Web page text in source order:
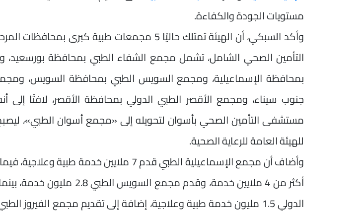
مستويات الجودة والكفاءة.
وأكد السبكي، أن الهيئة تمتلك حاليًا 5 مجمعات طبية
التأمين الصحي الشامل، تشمل مجمع الشفاء الطبي بمحافظة بورسعيد،
بمحافظة الإسماعيلية، ومجمع السويس الطبي بمحافظة السويس،
جنوب سيناء، ومجمع الأقصر الطبي الدولي بمحافظة الأقصر، لافتًا إلى
مستشفى التأمين الصحي بأسوان لتحويله إلى «مجمع أسوان الطبي»،
للهيئة العامة للرعاية الصحية.
وأضاف أن مجمع الإسماعيلية الطبي قدم 7 ملايين
أكثر من 4 ملايين خدمة، وقدم مجمع
الدولي 1.5 مليون خدمة طبية وعلاجية، إضافة إلى تقديم مجمع